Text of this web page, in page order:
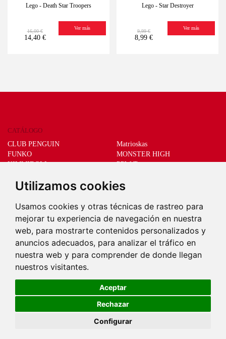
Utilizamos cookies
Usamos cookies y otras técnicas de rastreo para
mejorar tu experiencia de navegación en nuestra
web, para mostrarte contenidos personalizados y
anuncios adecuados, para analizar el tráfico en
nuestra web y para comprender de donde llegan
nuestros visitantes.
Aceptar
Rechazar
Configurar
Lego - Death Star Troopers
16,00 €
14,40 €
Ver más
Lego - Star Destroyer
9,99 €
8,99 €
Ver más
CATÁLOGO
CLUB PENGUIN
FUNKO
KIMMIDOLL
LIVING DEAD DOLLS
Matrioskas
MONSTER HIGH
PPW Toys
Sprükits
DEEPS & DEEPS
Quiénes somos
Garantía de compra
Formas de pago
Envío y devoluciones
Contacto
©2026 Deeps And Deeps. Todos los derechos reservados .